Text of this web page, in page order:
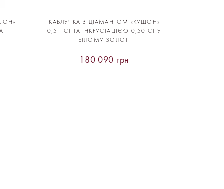
КАБЛУЧКА З ДІАМАНТОМ «КУШОН»
0,51 CT ТА ІНКРУСТАЦІЄЮ 0,50 CT У
БІЛОМУ ЗОЛОТІ
180 090 грн